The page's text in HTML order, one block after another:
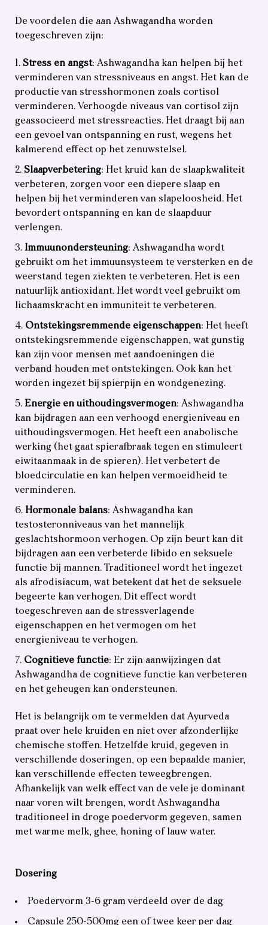
De voordelen die aan Ashwagandha worden
toegeschreven zijn:
Stress en angst: Ashwagandha kan helpen bij het
verminderen van stressniveaus en angst. Het kan de
productie van stresshormonen zoals cortisol
verminderen. Verhoogde niveaus van cortisol zijn
geassocieerd met stressreacties. Het draagt bij aan
een gevoel van ontspanning en rust, wegens het
kalmerend effect op het zenuwstelsel.
Slaapverbetering: Het kruid kan de slaapkwaliteit
verbeteren, zorgen voor een diepere slaap en
helpen bij het verminderen van slapeloosheid. Het
bevordert ontspanning en kan de slaapduur
verlengen.
Immuunondersteuning: Ashwagandha wordt
gebruikt om het immuunsysteem te versterken en de
weerstand tegen ziekten te verbeteren. Het is een
natuurlijk antioxidant. Het wordt veel gebruikt om
lichaamskracht en immuniteit te verbeteren.
Ontstekingsremmende eigenschappen: Het heeft
ontstekingsremmende eigenschappen, wat gunstig
kan zijn voor mensen met aandoeningen die
verband houden met ontstekingen. Ook kan het
worden ingezet bij spierpijn en wondgenezing.
Energie en uithoudingsvermogen: Ashwagandha
kan bijdragen aan een verhoogd energieniveau en
uithoudingsvermogen. Het heeft een anabolische
werking (het gaat spierafbraak tegen en stimuleert
eiwitaanmaak in de spieren). Het verbetert de
bloedcirculatie en kan helpen vermoeidheid te
verminderen.
Hormonale balans: Ashwagandha kan
testosteronniveaus van het mannelijk
geslachtshormoon verhogen. Op zijn beurt kan dit
bijdragen aan een verbeterde libido en seksuele
functie bij mannen. Traditioneel wordt het ingezet
als afrodisiacum, wat betekent dat het de seksuele
begeerte kan verhogen. Dit effect wordt
toegeschreven aan de stressverlagende
eigenschappen en het vermogen om het
energieniveau te verhogen.
Cognitieve functie: Er zijn aanwijzingen dat
Ashwagandha de cognitieve functie kan verbeteren
en het geheugen kan ondersteunen.
Het is belangrijk om te vermelden dat Ayurveda
praat over hele kruiden en niet over afzonderlijke
chemische stoffen. Hetzelfde kruid, gegeven in
verschillende doseringen, op een bepaalde manier,
kan verschillende effecten teweegbrengen.
Afhankelijk van welk effect van de vele je dominant
naar voren wilt brengen, wordt Ashwagandha
traditioneel in droge poedervorm gegeven, samen
met warme melk, ghee, honing of lauw water.
Dosering
Poedervorm 3-6 gram verdeeld over de dag
Capsule 250-500mg een of twee keer per dag